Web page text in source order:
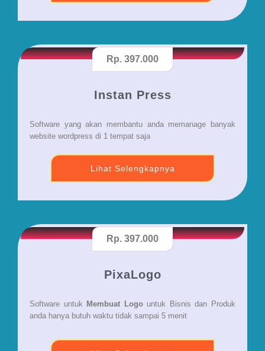
Rp. 397.000
Instan Press
Software yang akan membantu anda memanage banyak
website wordpress di 1 tempat saja
Lihat Selengkapnya
Rp. 397.000
PixaLogo
Software untuk Membuat Logountuk Bisnis dan Produk
anda hanya butuh waktu tidak sampai 5 menit